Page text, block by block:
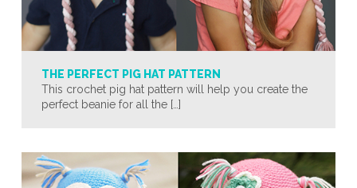
THE PERFECT PIG HAT PATTERN
This crochet pig hat pattern will help you create the
perfect beanie for all the […]